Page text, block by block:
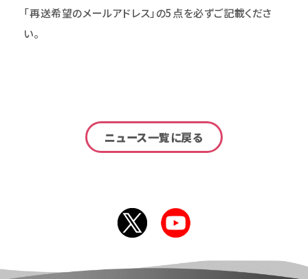
「再送希望のメールアドレス」の5点を必ずご記載くださ
い。
ニュース一覧に戻る